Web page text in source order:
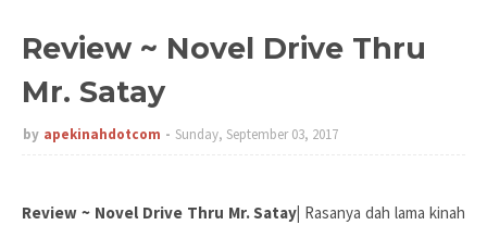
Review ~ Novel Drive Thru
Mr. Satay
by apekinahdotcom Sunday, September 03, 2017
Review ~ Novel Drive Thru Mr. Satay| Rasanya dah lama kinah